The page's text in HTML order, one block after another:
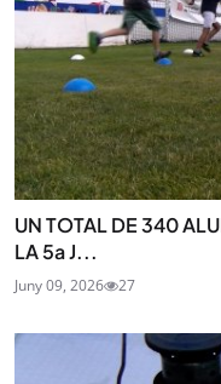
UN TOTAL DE 340
LA 5a J...
Juny 09, 2026 27